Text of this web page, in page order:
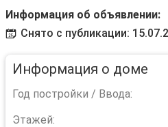
Информация об объявлении:
Снято с публикации:
Информация о доме
Год постройки / Ввода:
Этажей: